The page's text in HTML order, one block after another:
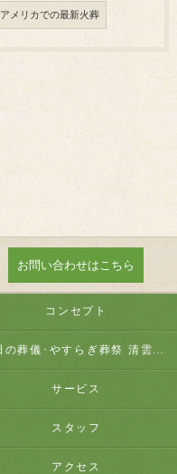
アメリカでの最新火葬
お問い合わせはこちら
コンセプト
成田の葬儀･やすらぎ葬祭 清雲の評判
サービス
スタッフ
アクセス